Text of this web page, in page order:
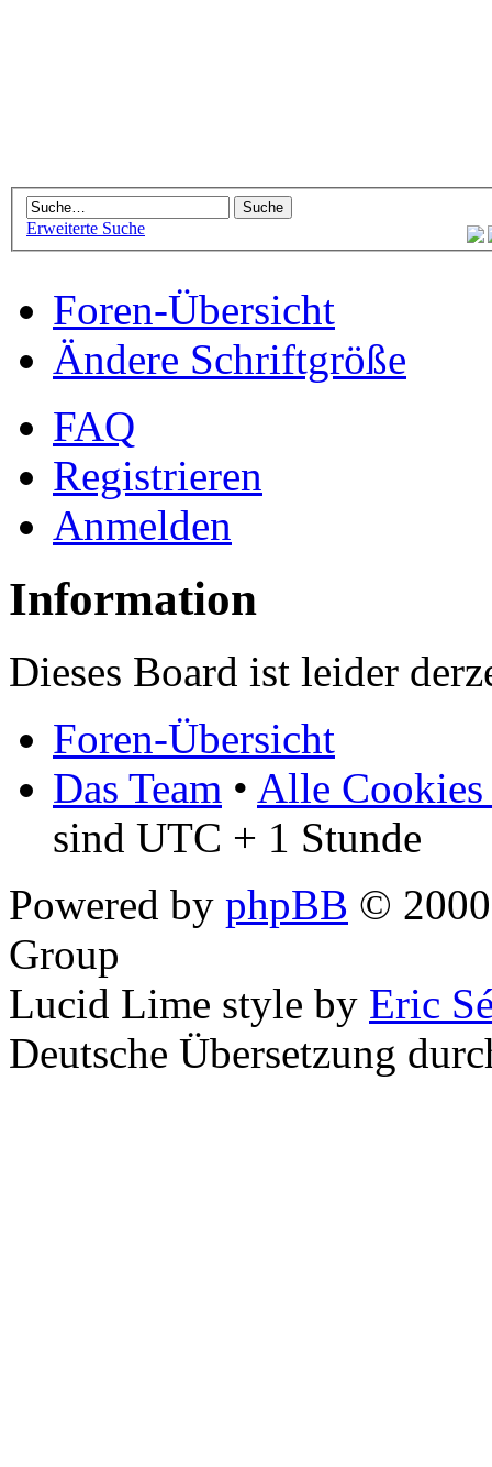
Erweiterte Suche
Foren-Übersicht
Ändere Schriftgröße
FAQ
Registrieren
Anmelden
Information
Dieses Board ist leider
Foren-Übersicht
Das Team • Alle Cookies
sind UTC + 1 Stunde
Powered by phpBB ©
Group
Lucid Lime style by Eric
Deutsche Übersetzung